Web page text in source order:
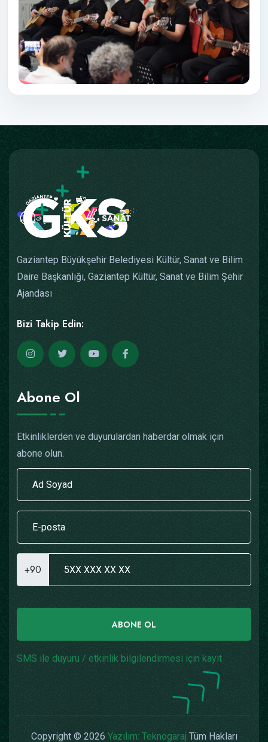
Gaziantep Büyükşehir Belediyesi Kültür, Sanat ve Bilim
Daire Başkanlığı, Gaziantep Kültür, Sanat ve Bilim Şehir
Ajandası
Bizi Takip Edin:
Abone Ol
Etkinliklerden ve duyurulardan haberdar olmak için
abone olun.
+90
ABONE OL
SMS ile duyuru / etkinlik bilgilendirmesi için kayıt
Copyright © 2026 Yazılım: Teknogaraj Tüm Hakları